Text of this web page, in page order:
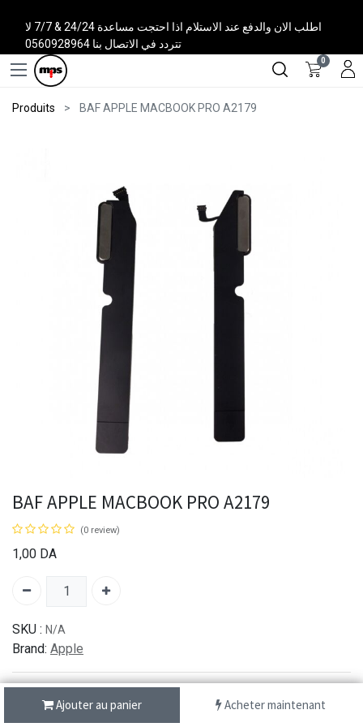
اطلب الان والدفع عند الاستلام اذا احتجت مساعدة 24/24 & 7/7 لا
تتردد في الاتصال بنا 0560928964
0
Produits BAF APPLE MACBOOK PRO A2179
Ajouter au panier Acheter maintenant
BAF APPLE MACBOOK PRO A2179
(0 review)
1,00 DA
SKU : N/A
Brand: Apple
شحن سريع من 1 الى 3 ايام